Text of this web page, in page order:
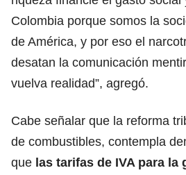
Colombia porque somos la
de América, y por eso el
desatan la comunicación
vuelva realidad”, agregó.
Cabe señalar que la reforma
de combustibles, contempla
que las tarifas de IVA para la